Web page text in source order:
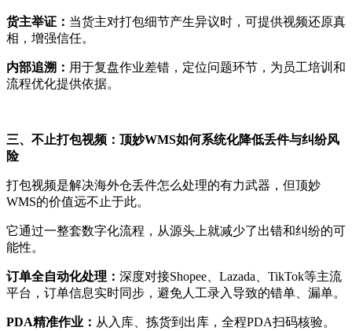
货主举证： 当货主对打包细节产生异议时，可提供视频还原真
相，增强信任。
内部追溯： 用于复盘作业差错，定位问题环节，为员工培训和
流程优化提供依据。
三、不止打包视频：顶妙WMS如何系统化降低丢件与纠纷风
险
打包视频是解决海外仓丢件怎么处理的有力武器，但顶妙
WMS的价值远不止于此。
它通过一整套数字化流程，从源头上就减少了出错和纠纷的可
能性。
订单全自动化处理： 深度对接Shopee、Lazada、TikTok等主流
平台，订单信息实时同步，避免人工录入导致的错单、漏单。
PDA精准作业： 从入库、拣货到出库，全程PDA扫码核验。